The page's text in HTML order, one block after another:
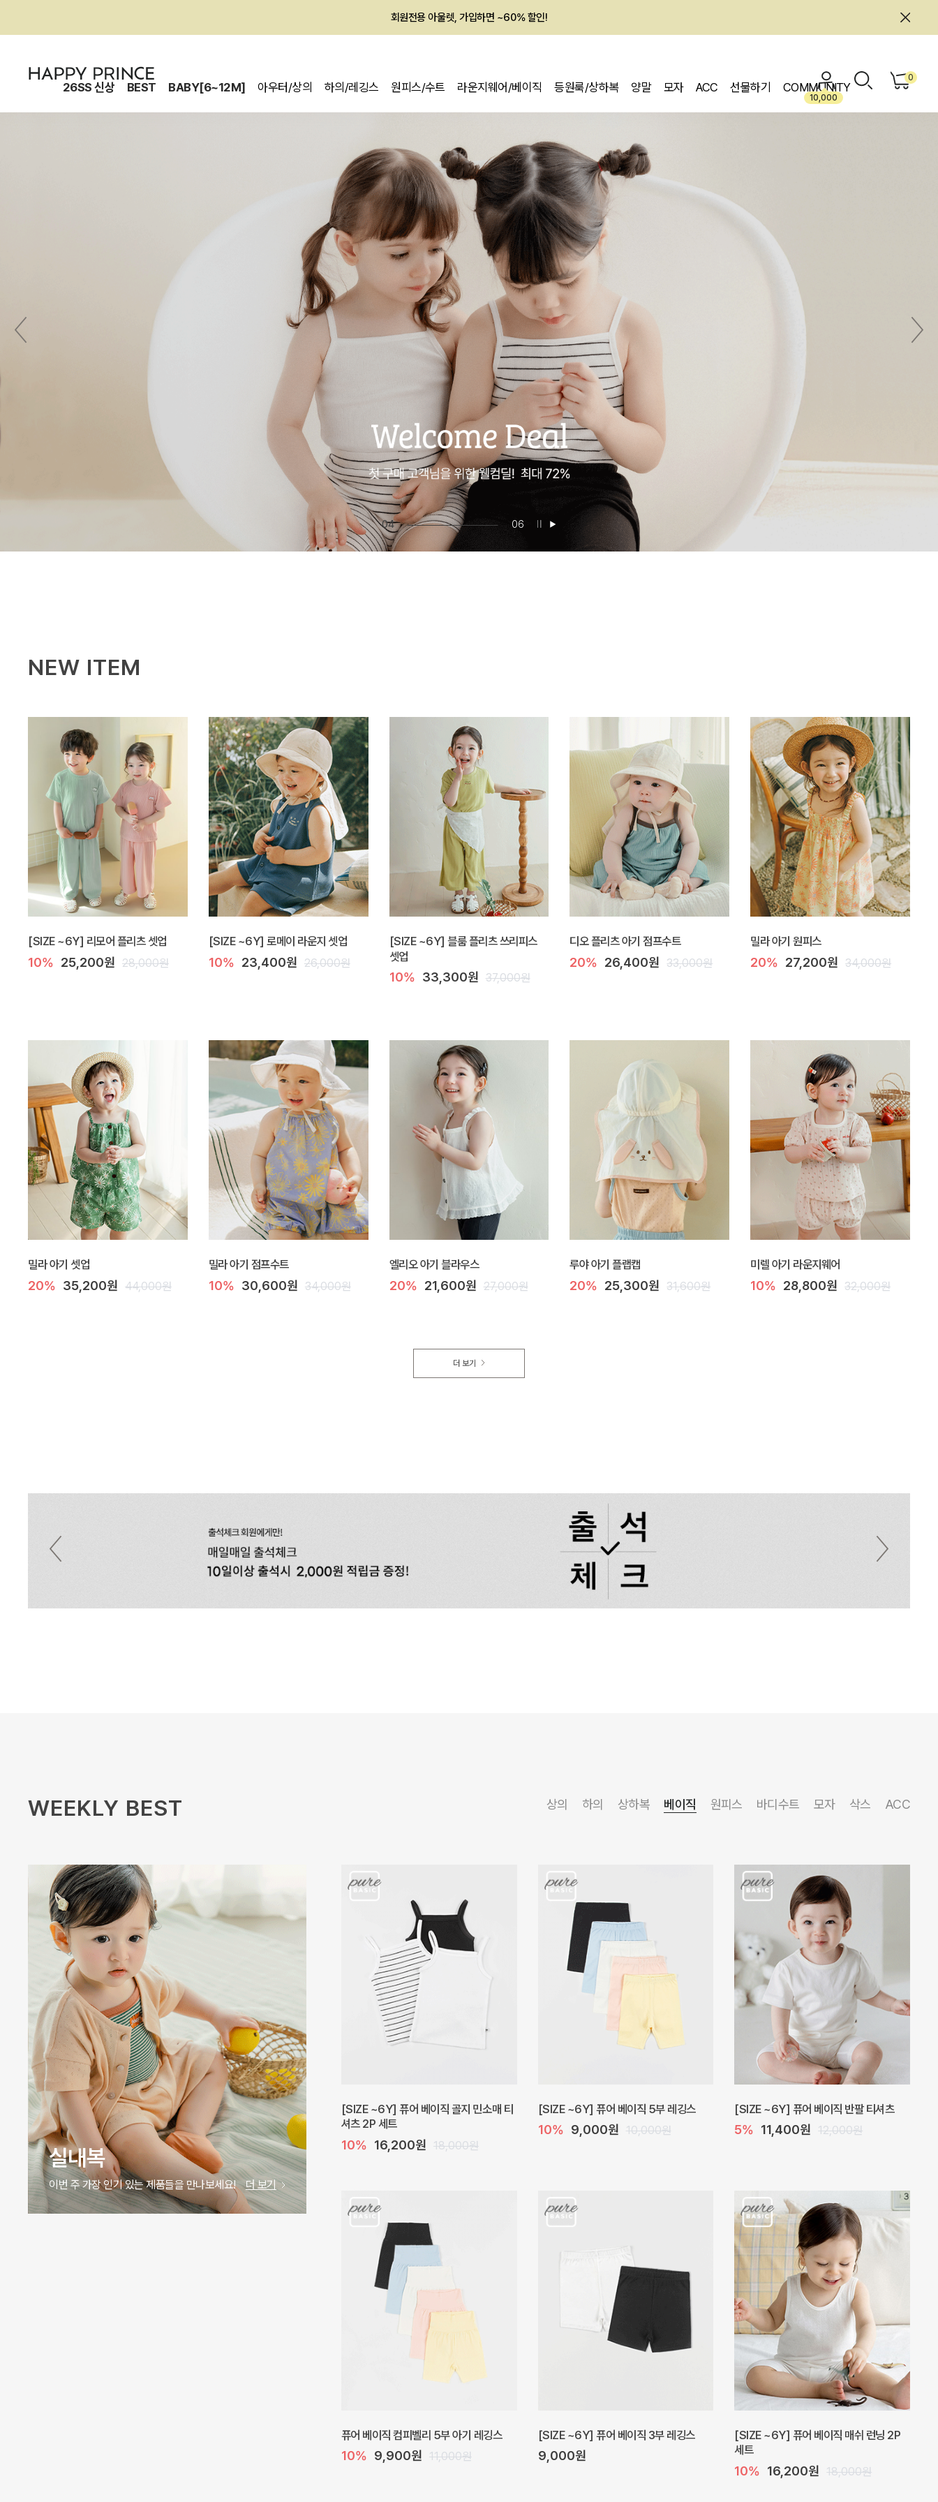
회원전용 아울렛, 가입하면 ~60% 할인!
26SS 신상 BEST BABY[6~12M] 아우터/상의 하의/레깅스 원피스/수트 라운지웨어/베이직 등원룩/상하복 양말 모자 ACC 선물하기 COMMUNITY
10,000
0
05 06
NEW ITEM
[SIZE ~6Y] 리모어 플리츠 셋업
10% 25,200원 28,000원
[SIZE ~6Y] 로메이 라운지 셋업
10% 23,400원 26,000원
[SIZE ~6Y] 블룸 플리츠 쓰리피스
셋업
10% 33,300원 37,000원
디오 플리츠 아기 점프수트
20% 26,400원 33,000원
밀라 아기 원피스
20% 27,200원 34,000원
밀라 아기 셋업
20% 35,200원 44,000원
밀라 아기 점프수트
10% 30,600원 34,000원
엘리오 아기 블라우스
20% 21,600원 27,000원
루야 아기 플랩캡
20% 25,300원 31,600원
미렐 아기 라운지웨어
10% 28,800원 32,000원
더 보기
WEEKLY BEST 상의 하의 상하복 베이직 원피스 바디수트 모자 삭스 ACC
원피스
이번 주 가장 인기 있는 제품들을 만나보세요! 더 보기
캐더린 뷔스티에 미니 아기 원피스
10% 24,300원
[SIZE ~6Y] 베르 원피스
10% 28,800원 32,000원
프로리 뷔스티에 미니 아기 원피스
20% 20,800원 26,000원
20% 29,600원 37,000원 5% 39,000원 41,000원 20% 27,200원 34,000원